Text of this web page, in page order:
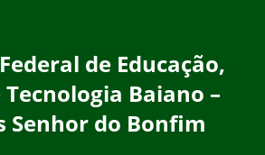
de Educação,
Tecnologia Baiano –
Senhor do Bonfim